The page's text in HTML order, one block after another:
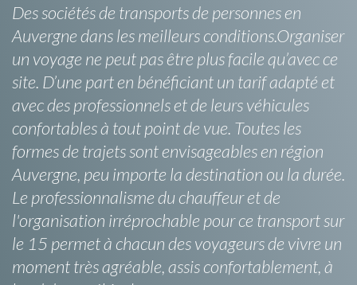
Des sociétés de transports de personnes en
Auvergne dans les meilleurs conditions.Organiser
un voyage ne peut pas être plus facile qu’avec ce
site. D’une part en bénéficiant un tarif adapté et
avec des professionnels et de leurs véhicules
confortables à tout point de vue. Toutes les
formes de trajets sont envisageables en région
Auvergne, peu importe la destination ou la durée.
Le professionnalisme du chauffeur et de
l'organisation irréprochable pour ce transport sur
le 15 permet à chacun des voyageurs de vivre un
moment très agréable, assis confortablement, à